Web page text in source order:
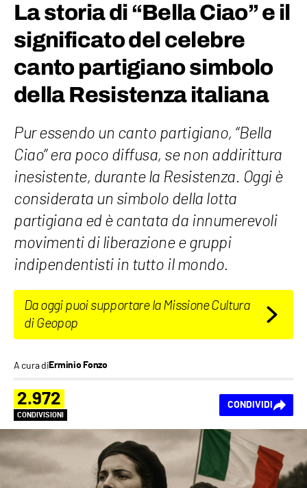
La storia di “Bella Ciao” e il
significato del celebre
canto partigiano simbolo
della Resistenza italiana
Pur essendo un canto partigiano, “Bella
Ciao” era poco diffusa, se non addirittura
inesistente, durante la Resistenza. Oggi è
considerata un simbolo della lotta
partigiana ed è cantata da innumerevoli
movimenti di liberazione e gruppi
indipendentisti in tutto il mondo.
Da oggi puoi supportare la Missione Cultura
di Geopop
A cura diErminio Fonzo
2.972
CONDIVISIONI
CONDIVIDI